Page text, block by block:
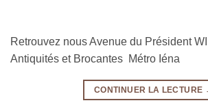
Retrouvez nous Avenue du Président
Antiquités et Brocantes Métro Iéna
CONTINUER LA LECTURE